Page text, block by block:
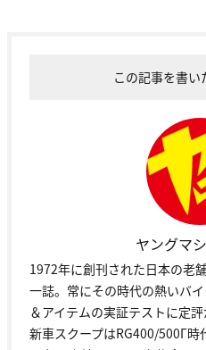
この記事を書い
ヤングマ
1972年に創刊された日本の老
一誌。常にその時代の熱いバ
＆アイテムの実証テストに定
新車スクープはRG400/500Γ